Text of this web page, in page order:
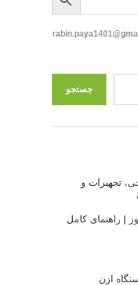
جستجو
تجهیزات و
| راهنمای کامل
ازن